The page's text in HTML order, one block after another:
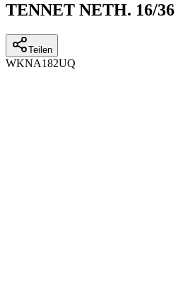
TENNET NETH. 16/36
Teilen
WKNA182UQ